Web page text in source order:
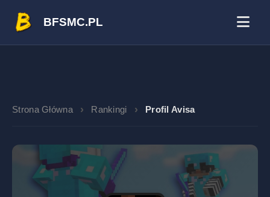
BFSMC.PL
Strona Główna Rankingi Profil Avisa